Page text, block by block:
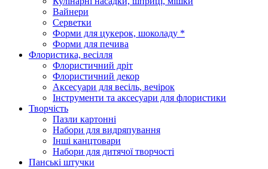
Вайнери
Серветки
Форми для цукерок, шоколаду *
Форми для печива
Флористика, весілля
Флористичний дріт
Флористичний декор
Аксесуари для весіль, вечірок
Інструменти та аксесуари для флористики
Творчість
Пазли картонні
Набори для видряпування
Інші канцтовари
Набори для дитячої творчості
Панські штучки